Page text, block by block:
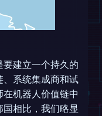
建立一个持久的
系统集成商和试
机器人价值链中
相比，我们略显